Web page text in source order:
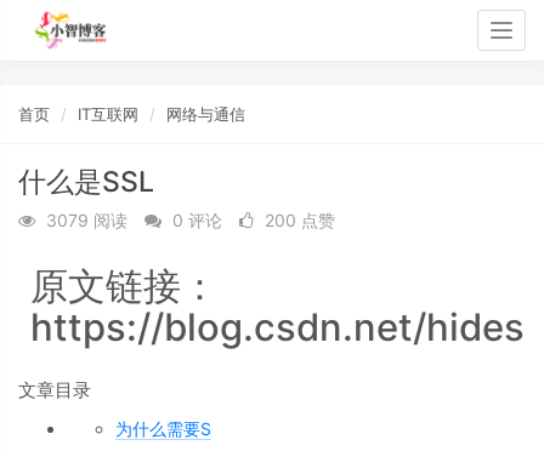
首页 IT互联网 网络与通信
什么是SSL
3079 阅读 0 评论 200 点赞
原文链接：
https://blog.csdn.net/
文章目录
为什么需要S